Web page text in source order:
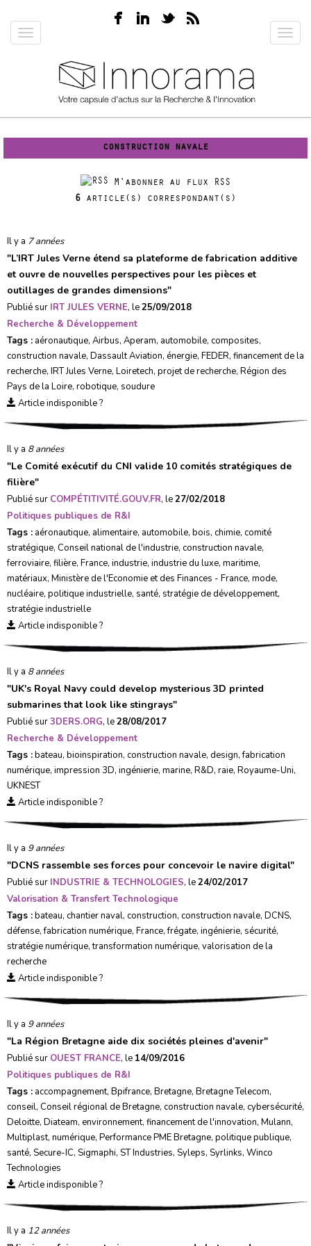
au
contenuToggle
construction navale
M'abonner au flux RSS
6 article(s) correspondant(s)
Il y a 7 années
"L’IRT Jules Verne étend sa plateforme de fabrication additive
et ouvre de nouvelles perspectives pour les pièces et
outillages de grandes dimensions"
Publié sur IRT JULES VERNE, le25/09/2018
Recherche & Développement
Tags : aéronautique, Airbus, Aperam, automobile, composites,
construction navale, Dassault Aviation, énergie, FEDER, financement de la
recherche, IRT Jules Verne, Loiretech, projet de recherche, Région des
Pays de la Loire, robotique, soudure
Article indisponible ?
Il y a 8 années
"Le Comité exécutif du CNI valide 10 comités stratégiques de
filière"
Publié sur COMPÉTITIVITÉ.GOUV.FR, le27/02/2018
Politiques publiques de R&I
Tags : aéronautique, alimentaire, automobile, bois, chimie, comité
stratégique, Conseil national de l'industrie, construction navale,
ferroviaire, filière, France, industrie, industrie du luxe, maritime,
matériaux, Ministère de l'Economie et des Finances - France, mode,
nucléaire, politique industrielle, santé, stratégie de développement,
stratégie industrielle
Article indisponible ?
Il y a 8 années
"UK's Royal Navy could develop mysterious 3D printed
submarines that look like stingrays"
Publié sur3DERS.ORG, le28/08/2017
Recherche & Développement
Tags :bateau, bioinspiration, construction navale, design,fabrication
numérique, impression 3D, ingénierie, marine, R&D, raie, Royaume-Uni,
UKNEST
Article indisponible ?
Il y a 9 années
"DCNS rassemble ses forces pour concevoir le navire digital"
Publié sur INDUSTRIE & TECHNOLOGIES, le24/02/2017
Valorisation & Transfert Technologique
Tags :bateau, chantier naval, construction, construction navale, DCNS,
défense,fabrication numérique, France,frégate, ingénierie, sécurité,
stratégie numérique,transformation numérique, valorisation de la
recherche
Article indisponible ?
Il y a 9 années
"La Région Bretagne aide dix sociétés pleines d'avenir"
Publié sur OUEST FRANCE, le 14/09/2016
Politiques publiques de R&I
Tags : accompagnement, Bpifrance, Bretagne, Bretagne Telecom,
conseil, Conseil régional de Bretagne, construction navale, cybersécurité,
Deloitte, Diateam, environnement, financement de l'innovation, Mulann,
Multiplast, numérique, Performance PME Bretagne, politique publique,
santé, Secure-IC, Sigmaphi, ST Industries, Syleps, Syrlinks, Winco
Technologies
Article indisponible ?
Il y a 12 années